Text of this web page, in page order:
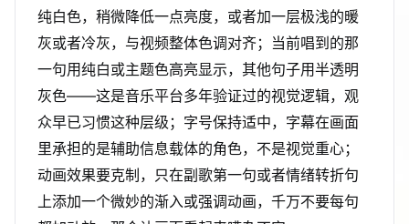
纯白色，稍微降低一点亮度，或者加一层极浅的暖
灰或者冷灰，与视频整体色调对齐；当前唱到的那
一句用纯白或主题色高亮显示，其他句子用半透明
灰色——这是音乐平台多年验证过的视觉逻辑，观
众早已习惯这种层级；字号保持适中，字幕在画面
里承担的是辅助信息载体的角色，不是视觉重心；
动画效果要克制，只在副歌第一句或者情绪转折句
上添加一个微妙的渐入或强调动画，千万不要每句